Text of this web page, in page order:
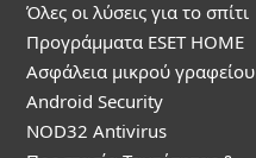
Όλες οι λύσεις για το σπίτι
Προγράμματα ESET HOME
Ασφάλεια μικρού γραφείου
Android Security
NOD32 Antivirus